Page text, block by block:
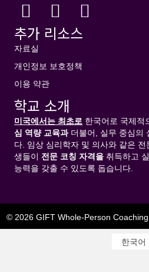
추가 리소스
자료실
개인정보 보호정책
이용 약관
학교 소개
미국에서는 최초로 한국어로 국제적
심 역량 교육과 더불어, 실무 중심의
다. 임상 심리학자 및 의사와 같은
생들이 전문 코칭 자격을 취득하고
능력을 갖출 수 있도록 돕습니다.
© 2026 GIFT Whole-Person
한국어